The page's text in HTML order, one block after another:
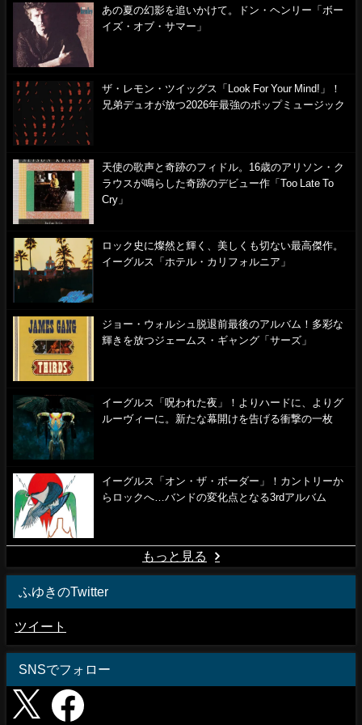
あの夏の幻影を追いかけて。ドン・ヘンリー「ボー
イズ・オブ・サマー」
ザ・レモン・ツイッグス「Look For Your Mind!」！
兄弟デュオが放つ2026年最強のポップミュージック
天使の歌声と奇跡のフィドル。16歳のアリソン・ク
ラウスが鳴らした奇跡のデビュー作「Too Late To
Cry」
ロック史に燦然と輝く、美しくも切ない最高傑作。
イーグルス「ホテル・カリフォルニア」
ジョー・ウォルシュ脱退前最後のアルバム！多彩な
輝きを放つジェームス・ギャング「サーズ」
イーグルス「呪われた夜」！よりハードに、よりグ
ルーヴィーに。新たな幕開けを告げる衝撃の一枚
イーグルス「オン・ザ・ボーダー」！カントリーか
らロックへ…バンドの変化点となる3rdアルバム
もっと見る
ふゆきのTwitter
ツイート
SNSでフォロー